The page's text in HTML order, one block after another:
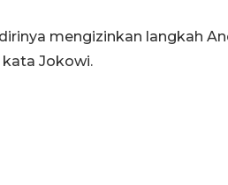
mengizinkan langkah
kata Jokowi.